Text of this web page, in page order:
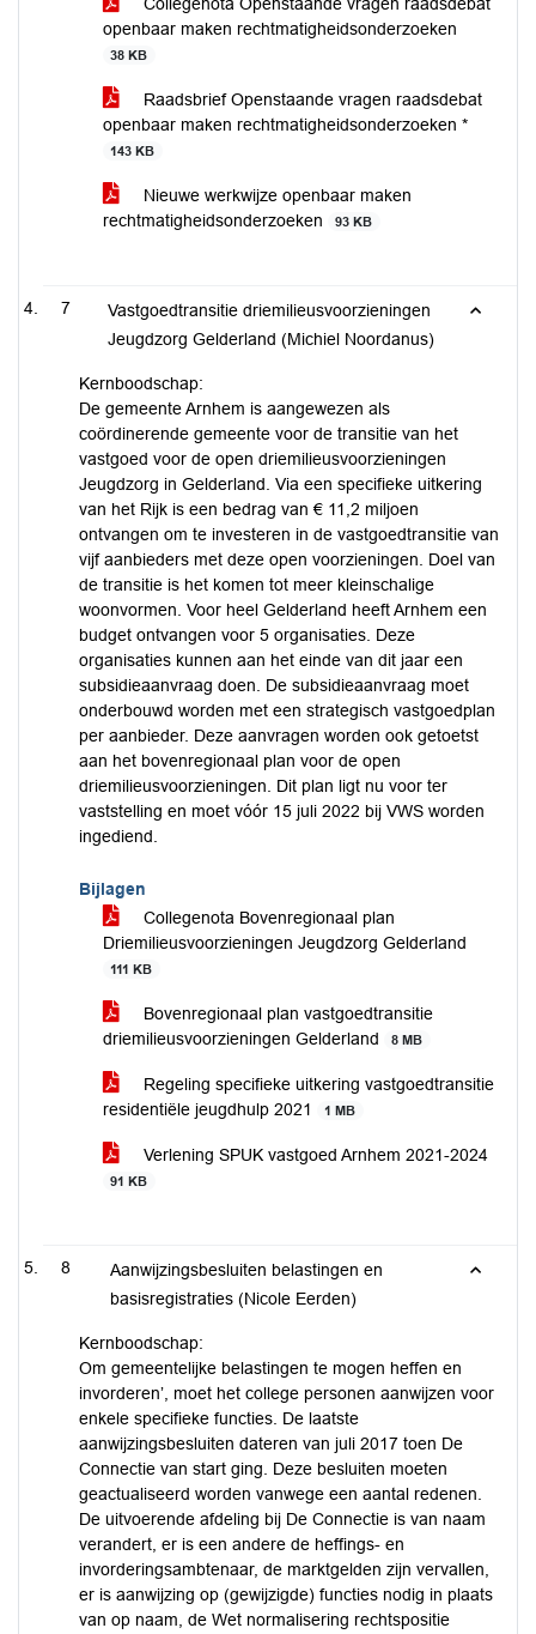
openbaar maken rechtmatigheidsonderzoeken
38 KB
Raadsbrief Openstaande vragen raadsdebat
openbaar maken rechtmatigheidsonderzoeken *
143 KB
Nieuwe werkwijze openbaar maken
rechtmatigheidsonderzoeken
93 KB
7
Vastgoedtransitie driemilieusvoorzieningen
Jeugdzorg Gelderland (Michiel Noordanus)
Kernboodschap:
De gemeente Arnhem is aangewezen als
coördinerende gemeente voor de transitie van het
vastgoed voor de open driemilieusvoorzieningen
Jeugdzorg in Gelderland. Via een specifieke uitkering
van het Rijk is een bedrag van € 11,2 miljoen
ontvangen om te investeren in de vastgoedtransitie van
vijf aanbieders met deze open voorzieningen. Doel van
de transitie is het komen tot meer kleinschalige
woonvormen. Voor heel Gelderland heeft Arnhem een
budget ontvangen voor 5 organisaties. Deze
organisaties kunnen aan het einde van dit jaar een
subsidieaanvraag doen. De subsidieaanvraag moet
onderbouwd worden met een strategisch vastgoedplan
per aanbieder. Deze aanvragen worden ook getoetst
aan het bovenregionaal plan voor de open
driemilieusvoorzieningen. Dit plan ligt nu voor ter
vaststelling en moet vóór 15 juli 2022 bij VWS worden
ingediend.
Bijlagen
Collegenota Bovenregionaal plan
Driemilieusvoorzieningen Jeugdzorg Gelderland
111 KB
Bovenregionaal plan vastgoedtransitie
driemilieusvoorzieningen Gelderland
8 MB
Regeling specifieke uitkering vastgoedtransitie
residentiële jeugdhulp 2021
1 MB
Verlening SPUK vastgoed Arnhem 2021-2024
91 KB
8
Aanwijzingsbesluiten belastingen en
basisregistraties (Nicole Eerden)
Kernboodschap:
Om gemeentelijke belastingen te mogen heffen en
invorderen’, moet het college personen aanwijzen voor
enkele specifieke functies. De laatste
aanwijzingsbesluiten dateren van juli 2017 toen De
Connectie van start ging. Deze besluiten moeten
geactualiseerd worden vanwege een aantal redenen.
De uitvoerende afdeling bij De Connectie is van naam
verandert, er is een andere de heffings- en
invorderingsambtenaar, de marktgelden zijn vervallen,
er is aanwijzing op (gewijzigde) functies nodig in plaats
van op naam, de Wet normalisering rechtspositie